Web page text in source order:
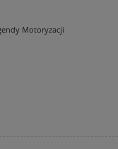
Motoryzacji